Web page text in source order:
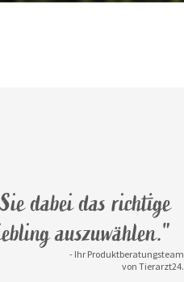
dabei das richtige
auszuwählen."
- Ihr Produktberatungsteam
von Tierarzt24.